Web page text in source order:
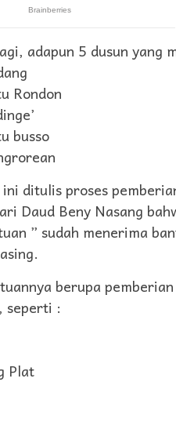
adapun 5 dusun yang
Rondon
busso
ditulis proses
Daud Beny Nasang
” sudah menerima
berupa
seperti :
Plat